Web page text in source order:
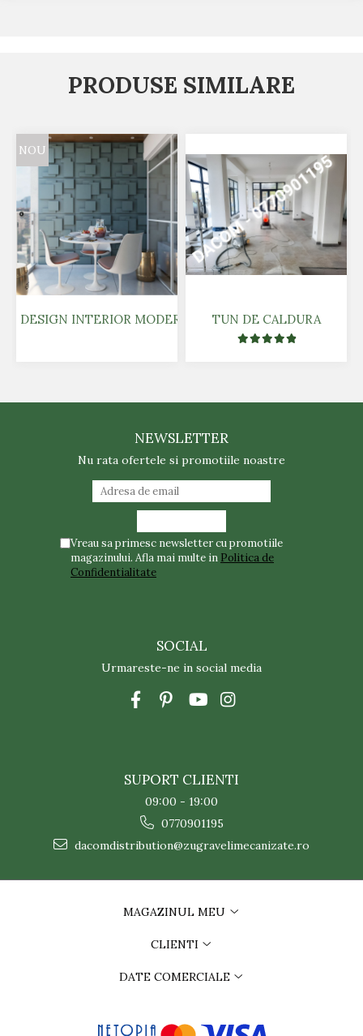
PRODUSE SIMILARE
NOU
DESIGN INTERIOR MODERN - PRODUCATOR PLACI
TUN DE CALDURA
NEWSLETTER
Nu rata ofertele si promotiile noastre
Vreau sa primesc newsletter cu promotiile
magazinului. Afla mai multe in Politica de
Confidentialitate
SOCIAL
Urmareste-ne in social media
SUPORT CLIENTI
09:00 - 19:00
0770901195
dacomdistribution@zugravelimecanizate.ro
MAGAZINUL MEU
CLIENTI
DATE COMERCIALE